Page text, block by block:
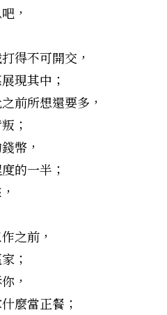
，
得不可開交，
現其中；
前所想還要多，
；
幣，
的一半；
之前，
；
，
麼當正餐；